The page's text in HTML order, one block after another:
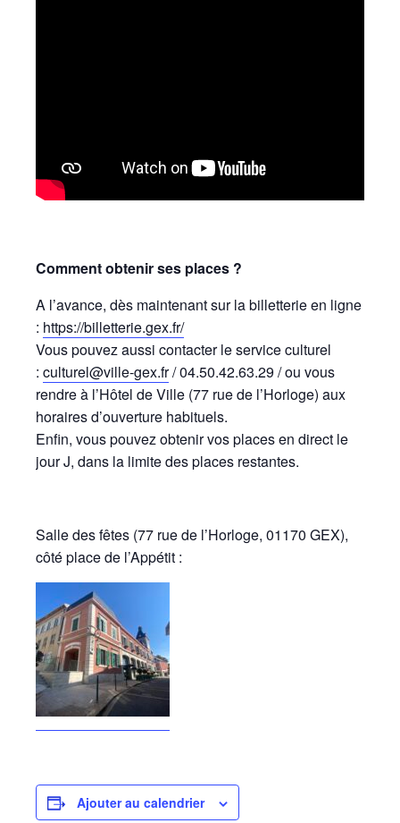
Comment obtenir ses places ?
A l’avance, dès maintenant sur la billetterie en ligne
: https://billetterie.gex.fr/
Vous pouvez aussi contacter le service culturel
: culturel@ville-gex.fr/ 04.50.42.63.29 / ou vous
rendre à l’Hôtel de Ville (77 rue de l’Horloge) aux
horaires d’ouverture habituels.
Enfin, vous pouvez obtenir vos places en direct le
jour J, dans la limite des places restantes.
Salle des fêtes (77 rue de l’Horloge, 01170 GEX),
côté place de l’Appétit :
Ajouter au calendrier